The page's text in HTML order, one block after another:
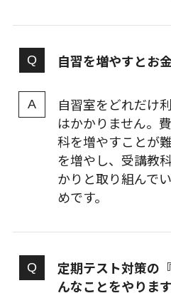
自習を増やすとお
自習室をどれだけ
はかかりません。
科を増やすことが
を増やし、受講教
かりと取り組んで
めです。
定期テスト対策の
んなことをやりま